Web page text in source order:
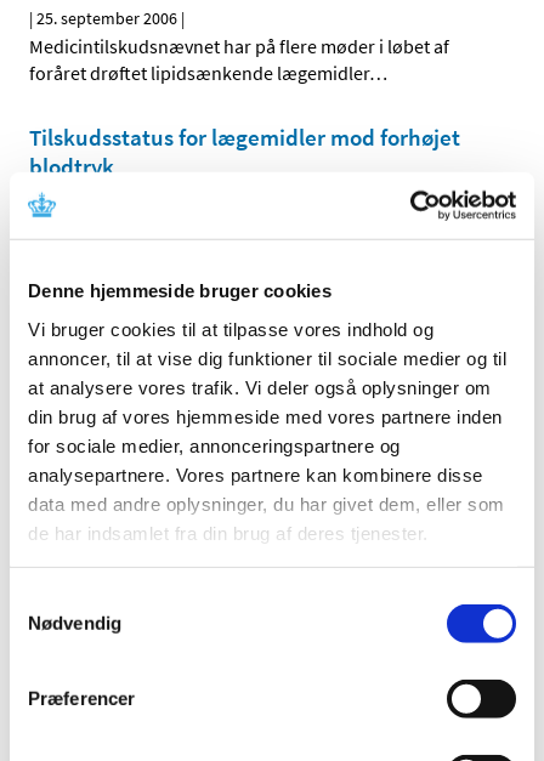
Denne hjemmeside bruger cookies
Vi bruger cookies til at tilpasse vores indhold og
annoncer, til at vise dig funktioner til sociale medier og til
at analysere vores trafik. Vi deler også oplysninger om
din brug af vores hjemmeside med vores partnere inden
for sociale medier, annonceringspartnere og
analysepartnere. Vores partnere kan kombinere disse
data med andre oplysninger, du har givet dem, eller som
de har indsamlet fra din brug af deres tjenester.
Nødvendig
Præferencer
|25. september 2006 |
Medicintilskudsnævnet har på flere møder i løbet af
foråret drøftet lipidsænkende lægemidler…
Tilskudsstatus for lægemidler mod forhøjet
blodtryk
|4. juli 2006
Revurdering af de resterende undergrupper i
ATC-gruppe C
|4. juli 2006|
Lægemiddelstyrelsen har tidligere informeret
virksomheder og en række videnskabelige selskaber
Brev til videnskabelige selskaber om
blodtryksbehandling
|7. marts 2006|
tilskudsstatus er Lægemiddelstyrelsen begyndt at se på
…
Alle (2506)